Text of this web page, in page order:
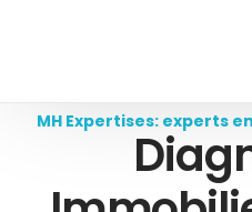
MH Expertises: experts